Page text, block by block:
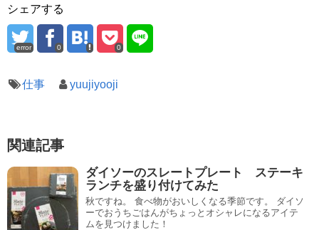
シェアする
error 0 0
仕事 yuujiyooji
関連記事
ダイソーのスレートプレート ステーキ
ランチを盛り付けてみた
秋ですね。 食べ物がおいしくなる季節です。 ダイソ
ーでおうちごはんがちょっとオシャレになるアイテ
ムを見つけました！